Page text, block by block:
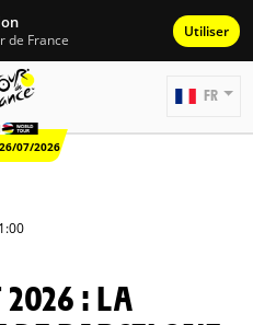
de France Utiliser
07/2026
FR